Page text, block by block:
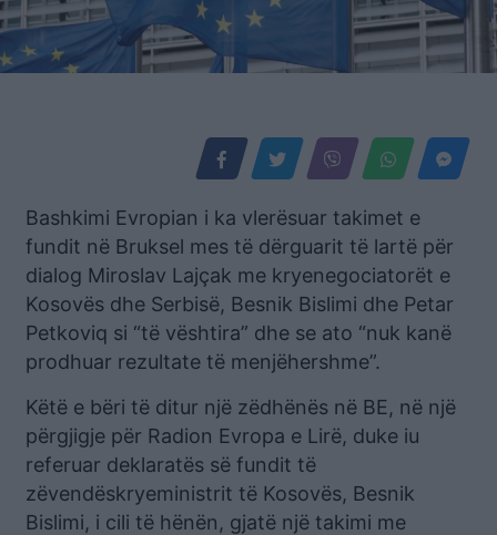
Bashkimi Evropian i ka vlerësuar takimet e
fundit në Bruksel mes të dërguarit të lartë për
dialog Miroslav Lajçak me kryenegociatorët e
Kosovës dhe Serbisë, Besnik Bislimi dhe Petar
Petkoviq si “të vështira” dhe se ato “nuk kanë
prodhuar rezultate të menjëhershme”.
Këtë e bëri të ditur një zëdhënës në BE, në një
përgjigje për Radion Evropa e Lirë, duke iu
referuar deklaratës së fundit të
zëvendëskryeministrit të Kosovës, Besnik
Bislimi, i cili të hënën, gjatë një takimi me